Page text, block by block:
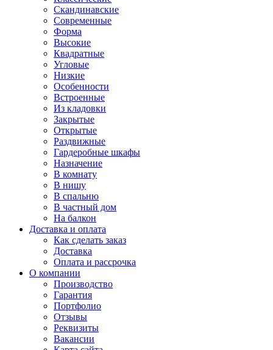
Скандинавские
Современные
Форма
Высокие
Квадратные
Угловые
Низкие
Особенности
Встроенные
Из кладовки
Закрытые
Открытые
Раздвижные
Гардеробные шкафы
Назначение
В комнату
В нишу
В спальню
В частный дом
На балкон
Доставка и оплата
Как сделать заказ
Доставка
Оплата и рассрочка
О компании
Производство
Гарантия
Портфолио
Отзывы
Реквизиты
Вакансии